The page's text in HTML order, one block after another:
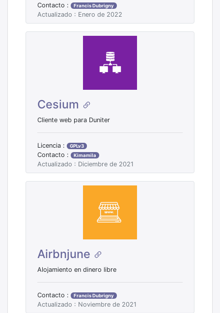
Contacto : Francis Dubrigny
Actualizado : Enero de 2022
Cesium
Cliente web para Duniter
Licencia : GPLv3
Contacto : Kimamila
Actualizado : Diciembre de 2021
Airbnjune
Alojamiento en dinero libre
Contacto : Francis Dubrigny
Actualizado : Noviembre de 2021